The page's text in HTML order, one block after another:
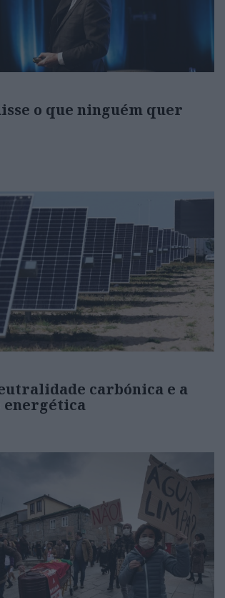
o que ninguém quer
carbónica e a
energética